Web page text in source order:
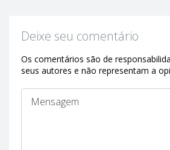
Deixe seu comentário
Os comentários são de
seus autores e não representam a